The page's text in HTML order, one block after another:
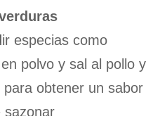
especias como
polvo y sal al pollo y
obtener un sabor
sazonar